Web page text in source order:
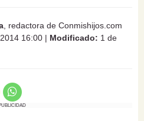
, redactora de Conmishijos.com
16:00 | Modificado: 1 de